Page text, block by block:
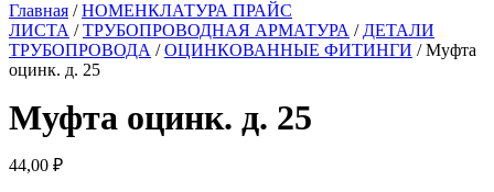
Главная /НОМЕНКЛАТУРА ПРАЙС
ЛИСТА /ТРУБОПРОВОДНАЯ АРМАТУРА / ДЕТАЛИ
ТРУБОПРОВОДА /ОЦИНКОВАННЫЕ ФИТИНГИ / Муфта
оцинк. д. 25
Муфта оцинк. д. 25
44,00 ₽